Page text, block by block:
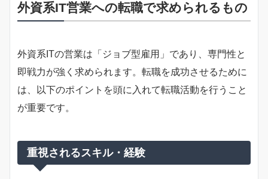
外資系IT営業への転職で求められるもの
外資系ITの営業は「ジョブ型雇用」であり、専門性と
即戦力が強く求められます。転職を成功させるために
は、以下のポイントを頭に入れて転職活動を行うこと
が重要です。
重視されるスキル・経験